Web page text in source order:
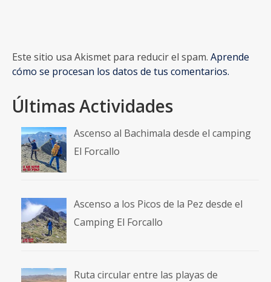
Este sitio usa Akismet para reducir el spam. Aprende
cómo se procesan los datos de tus comentarios.
Últimas Actividades
Ascenso al Bachimala desde el camping
El Forcallo
Ascenso a los Picos de la Pez desde el
Camping El Forcallo
Ruta circular entre las playas de